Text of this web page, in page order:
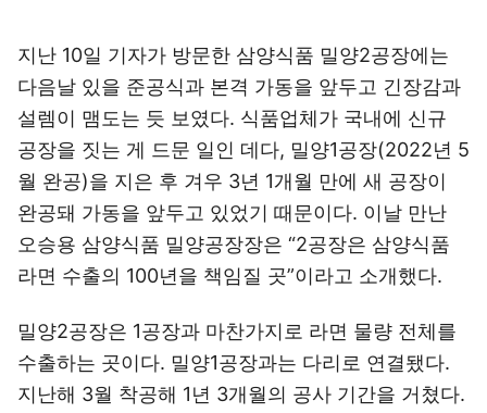
지난 10일 기자가 방문한 삼양식품 밀양2공장에는
다음날 있을 준공식과 본격 가동을 앞두고 긴장감과
설렘이 맴도는 듯 보였다. 식품업체가 국내에 신규
공장을 짓는 게 드문 일인 데다, 밀양1공장(2022년 5
월 완공)을 지은 후 겨우 3년 1개월 만에 새 공장이
완공돼 가동을 앞두고 있었기 때문이다. 이날 만난
오승용 삼양식품 밀양공장장은 “2공장은 삼양식품
라면 수출의 100년을 책임질 곳”이라고 소개했다.
밀양2공장은 1공장과 마찬가지로 라면 물량 전체를
수출하는 곳이다. 밀양1공장과는 다리로 연결됐다.
지난해 3월 착공해 1년 3개월의 공사 기간을 거쳤다.